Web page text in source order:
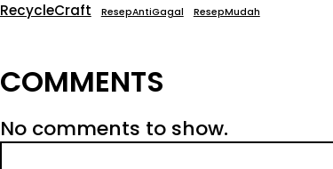
RecycleCraft ResepAntiGagal ResepMudah
COMMENTS
No comments to show.
S